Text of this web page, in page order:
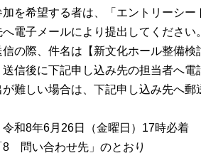
を希望する者は、「エントリーシー
電子メールにより提出してください。
の際、件名は【新文化ホール整備検
信後に下記申し込み先の担当者へ電
難しい場合は、下記申し込み先へ郵
8年6月26日（金曜日）17時必着
い合わせ先」のとおり